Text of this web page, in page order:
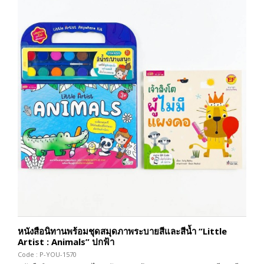
หนังสือนิทานพร้อมชุดสมุดภาพระบายสีและสีน้ำ “Little
Artist : Animals” ปกฟ้า
Code : P-YOU-1570